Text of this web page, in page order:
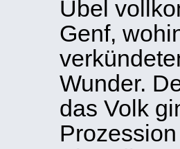
Übel
Genf,
Wunder.
das Volk